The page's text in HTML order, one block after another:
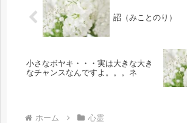
詔（みことのり）
小さなボヤキ・・・実は大きな大き
なチャンスなんですよ。。。ネ
ホーム 心霊